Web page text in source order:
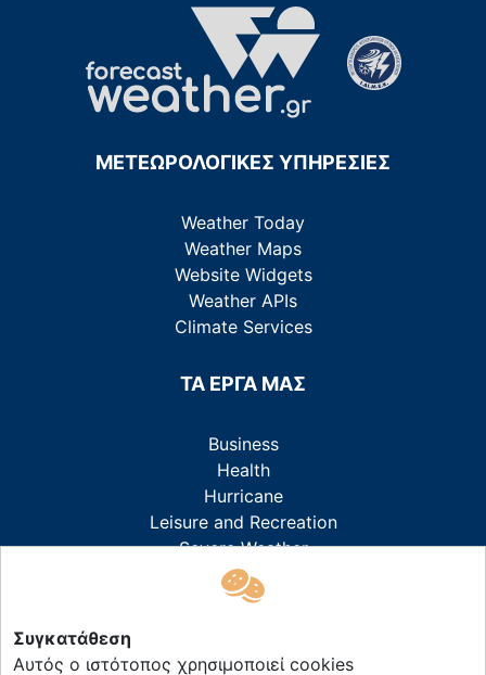
ΜΕΤΕΩΡΟΛΟΓΙΚΕΣ ΥΠΗΡΕΣΙΕΣ
Weather Today
Weather Maps
Website Widgets
Weather APIs
Climate Services
ΤΑ ΕΡΓΑ ΜΑΣ
Business
Health
Hurricane
Leisure and Recreation
Severe Weather
ΣΧΕΤΙΚΑ ΜΕ ΕΜΑΣ
About ForecastWeather
Συγκατάθεση
Αυτός ο ιστότοπος χρησιμοποιεί cookies